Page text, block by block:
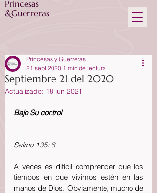
Princesas
&Guerreras
Septiembre 21 del 2020
Princesas y Guerreras
21 sept 2020 1 min de lectura
Actualizado: 18 jun 2021
Bajo Su control
Salmo 135: 6
A veces es difícil comprender que los
tiempos en que vivimos estén en las
manos de Dios. Obviamente, mucho de